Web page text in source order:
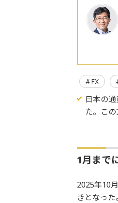
FX
日本の
た。こ
1月まで
2025年10
きとなっ